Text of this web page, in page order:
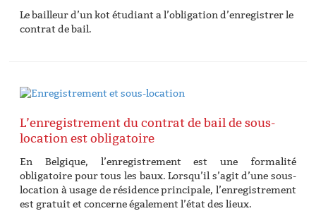
Le bailleur d’un kot étudiant a l’obligation d’enregistrer le
contrat de bail.
L’enregistrement du contrat de bail de sous-
location est obligatoire
En Belgique, l’enregistrement est une formalité
obligatoire pour tous les baux. Lorsqu’il s’agit d’une sous-
location à usage de résidence principale, l’enregistrement
est gratuit et concerne également l’état des lieux.